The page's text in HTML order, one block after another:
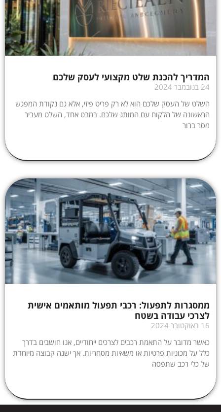
המדריך להכנת שלט מקצועי לעסק שלכם
24 בנובמבר 2024
השלט של העסק שלכם הוא לא רק פריט פיזי, אלא גם נקודת המפגש
הראשונה של הלקוח עם המותג שלכם. במבט אחד, השלט מעביר
מסר ברור
ממסגרות לתפעול: רכבי תפעול מותאמים אישית
לצרכי עבודה בשטח
16 באוקטובר 2024
כאשר מדובר על התאמת רכבים לצרכים ייחודיים, אנו חושבים בדרך
כלל על מכוניות פרטיות או משאיות מסחריות. אך ישנה קבוצה מיוחדת
של כלי רכב שתפסה